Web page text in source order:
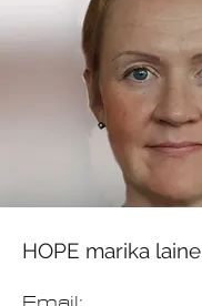
HOPE marika laine